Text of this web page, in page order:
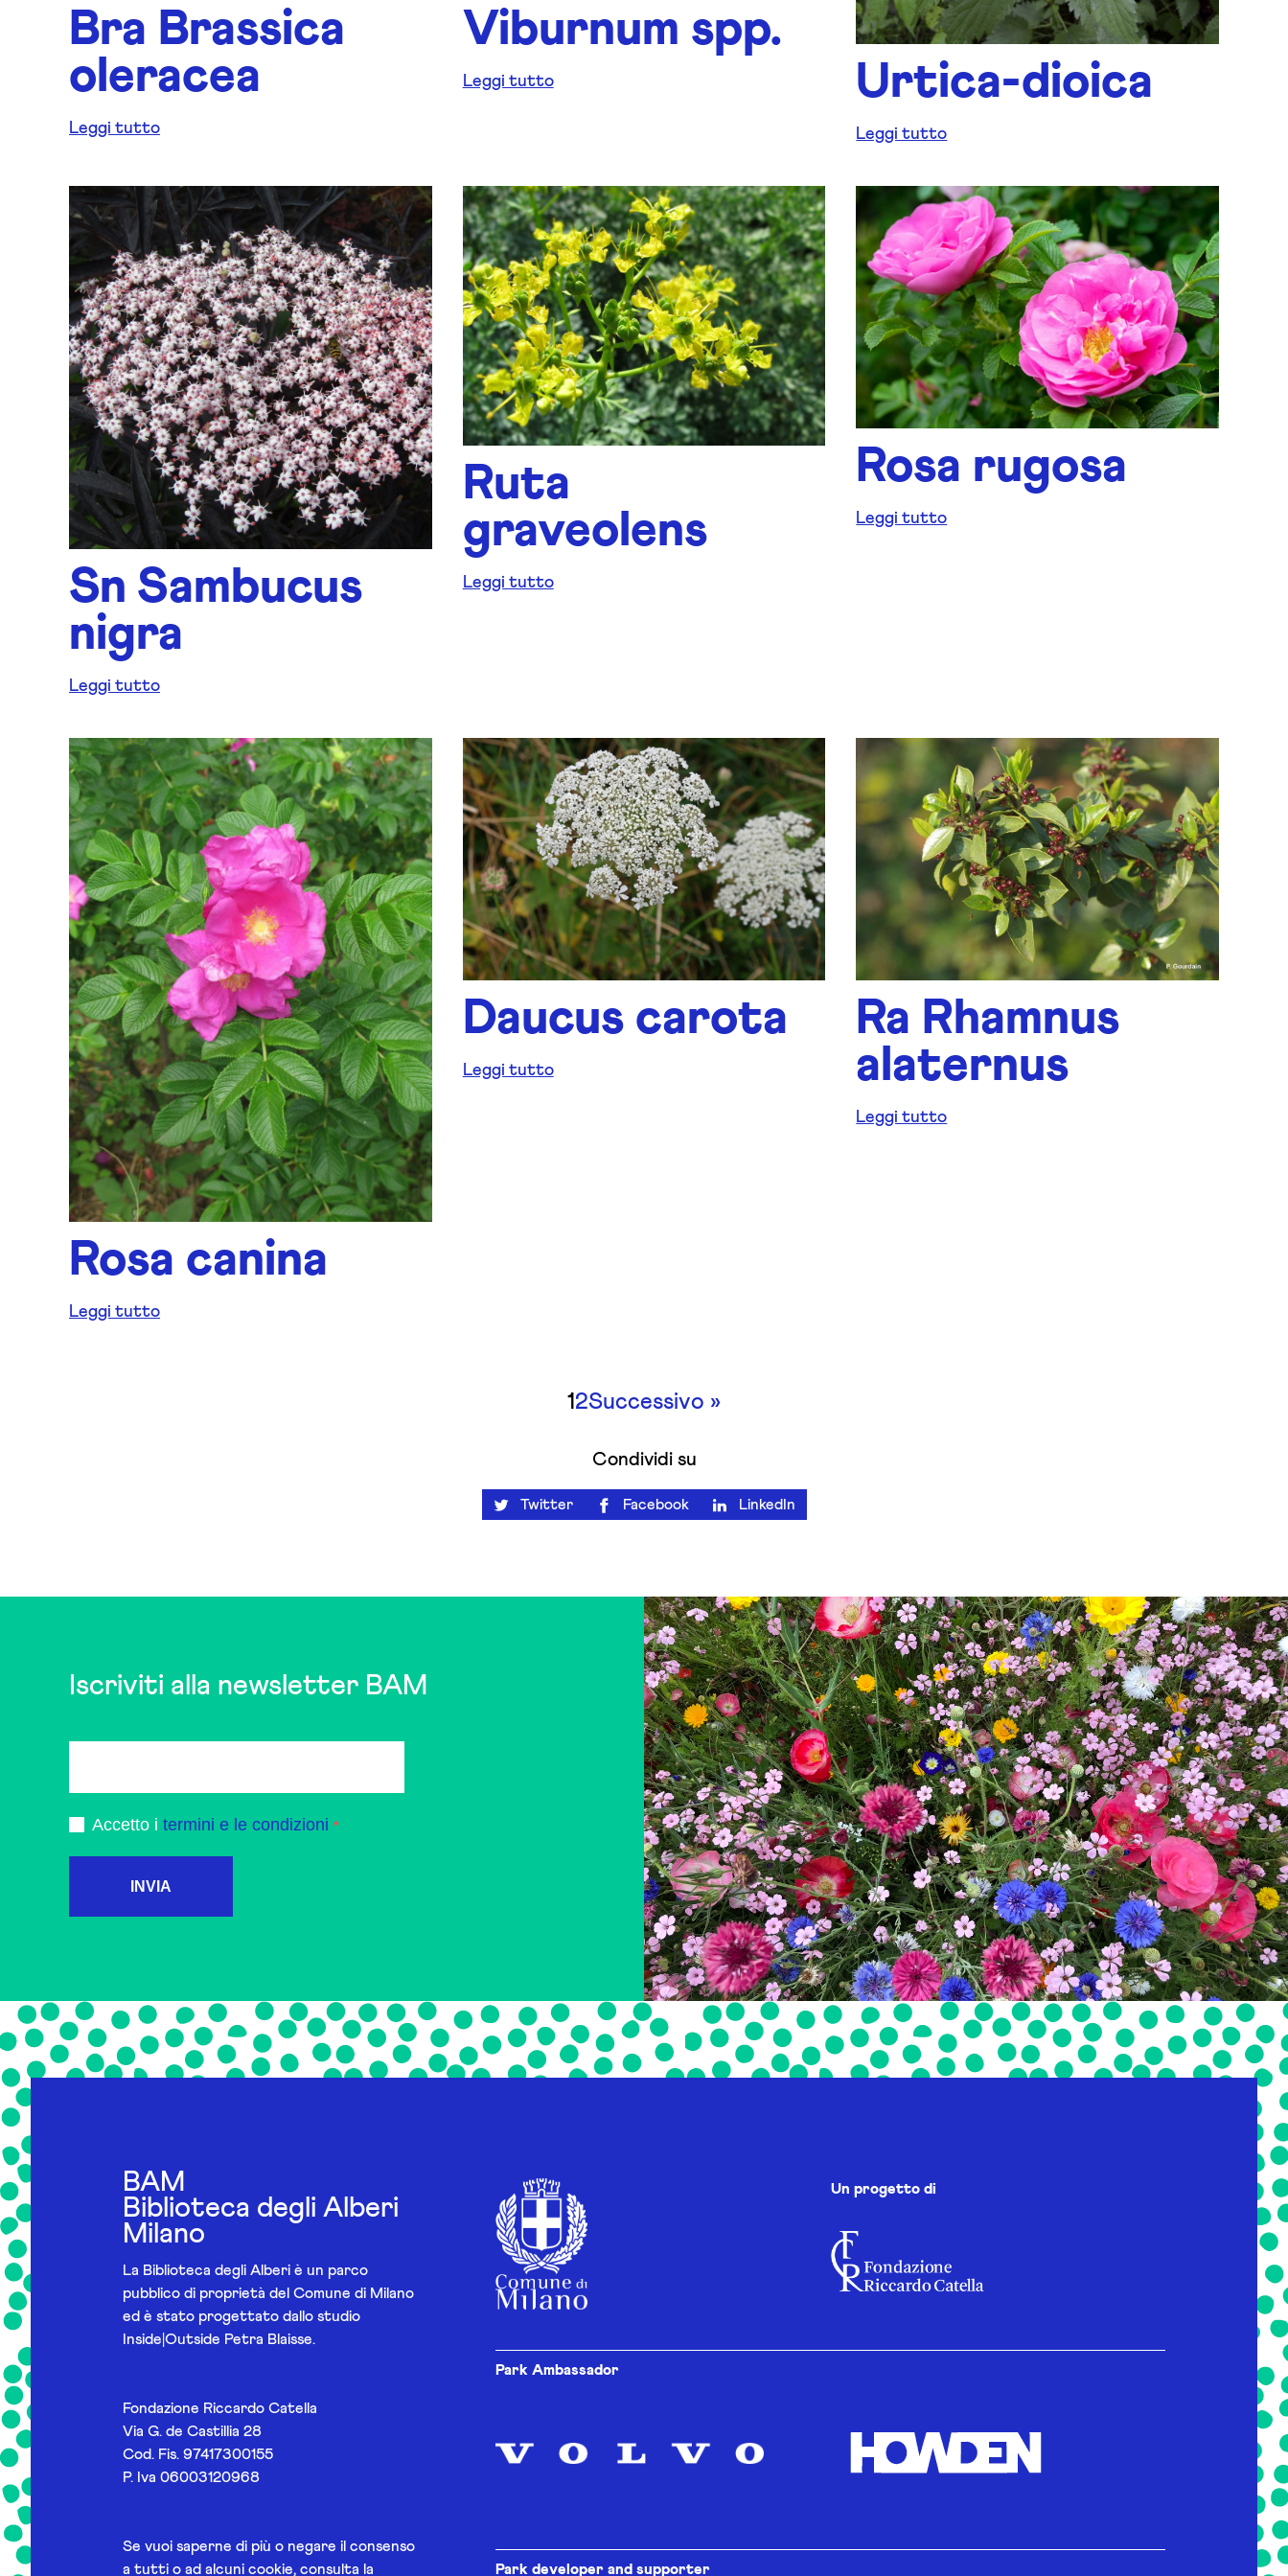
Bra Brassica
oleracea
Leggi tutto
Viburnum spp.
Leggi tutto Urtica-dioica
Leggi tutto
Sn Sambucus
nigra
Leggi tutto
Ruta
graveolens
Leggi tutto
Rosa rugosa
Leggi tutto
Rosa canina
Leggi tutto
Daucus carota
Leggi tutto
Ra Rhamnus
alaternus
Leggi tutto
12Successivo »
Condividi su
Twitter Facebook LinkedIn
Iscriviti alla newsletter BAM
Accetto i termini e le condizioni
INVIA
BAM
Biblioteca degli Alberi
Milano
La Biblioteca degli Alberi è un parco
pubblico di proprietà del Comune di Milano
ed è stato progettato dallo studio
Inside|Outside Petra Blaisse.
Fondazione Riccardo Catella
Via G. de Castillia 28
Cod. Fis. 97417300155
P. Iva 06003120968
Se vuoi saperne di più o negare il consenso
a tutti o ad alcuni cookie, consulta la
Un progetto di
Park Ambassador
Park developer and supporter